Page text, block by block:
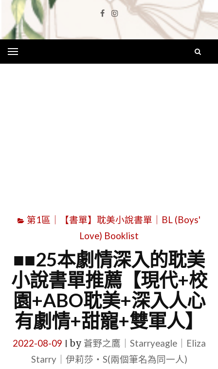
Facebook
Instagram
第1區｜【書單】耽美小說書單｜BL (Boys'
Love) Booklist
■■25本劇情深入的耽美
小說書單推薦【現代+校
園+ABO耽美+深入人心
有劇情+甜寵+雙軍人】
2022-08-09 by 蒼野之鷹｜Starryeagle｜Eliza
Starry｜伊莉莎・S(兩個筆名為同一人)